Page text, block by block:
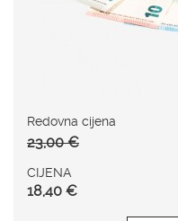
Redovna cijena
23,00 €
CIJENA
18,40 €